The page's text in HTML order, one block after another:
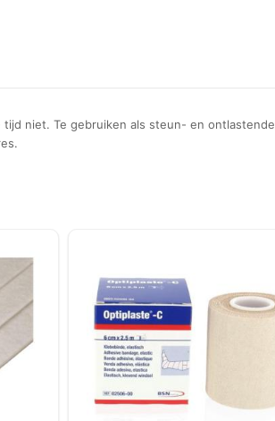
niet. Te gebruiken als steun- en ontlastende